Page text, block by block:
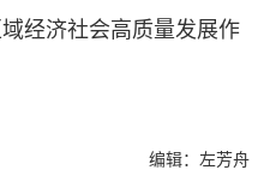
经济社会高质量发展作
编辑：左芳舟